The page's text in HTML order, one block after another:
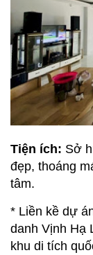
Tiện ích: Sở
đẹp, thoáng
tâm.
* Liền kề dự
danh Vịnh Hạ
khu di tích